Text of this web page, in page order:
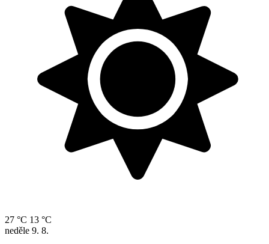
27 °C 13 °C
neděle 9. 8.